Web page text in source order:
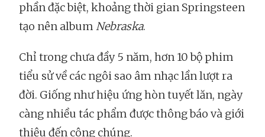
phần đặc biệt, khoảng thời gian Springsteen
tạo nên album Nebraska.
Chỉ trong chưa đầy 5 năm, hơn 10 bộ phim
tiểu sử về các ngôi sao âm nhạc lần lượt ra
đời. Giống như hiệu ứng hòn tuyết lăn, ngày
càng nhiều tác phẩm được thông báo và giới
thiệu đến công chúng.